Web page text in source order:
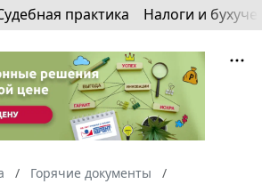
практика Налоги и
Горячие документы